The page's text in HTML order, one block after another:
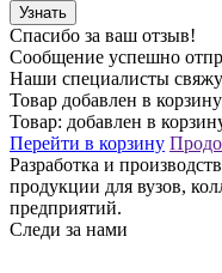
Узнать
Спасибо за ваш отзыв!
Сообщение успешно
Наши специалисты
Товар добавлен в корзину
Товар: добавлен в
Перейти в корзину
Разработка и
продукции для вузов,
предприятий.
Следи за нами